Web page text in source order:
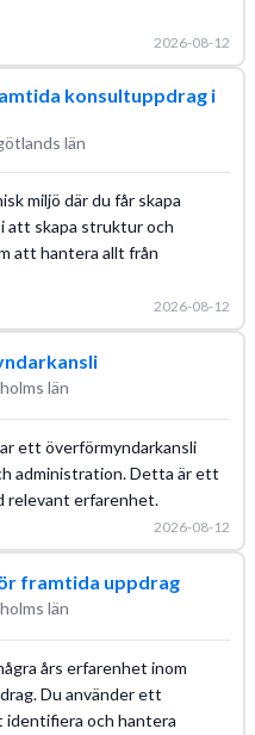
2026-08-12
konsultuppdrag i
län
miljö där du får skapa
att skapa struktur och
att hantera allt från
2026-08-12
län
ett överförmyndarkansli
administration. Detta är ett
relevant erfarenhet.
2026-08-12
framtida uppdrag
län
års erfarenhet inom
Du använder ett
och hantera